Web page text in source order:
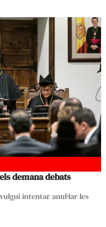
demana debats
intentar anul·lar les